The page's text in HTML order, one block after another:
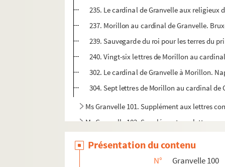
235. Le cardinal de Granvelle aux religieux
237. Morillon au cardinal de Granvelle.
239. Sauvegarde du roi pour les terres du
240. Vingt-six lettres de Morillon au
302. Le cardinal de Granvelle à Morillon.
304. Sept lettres de Morillon au cardinal
Ms Granvelle 101. Supplément aux lettres
Ms Granvelle 102. Supplément aux lettres
Présentation du contenu
N°
Granvelle 100